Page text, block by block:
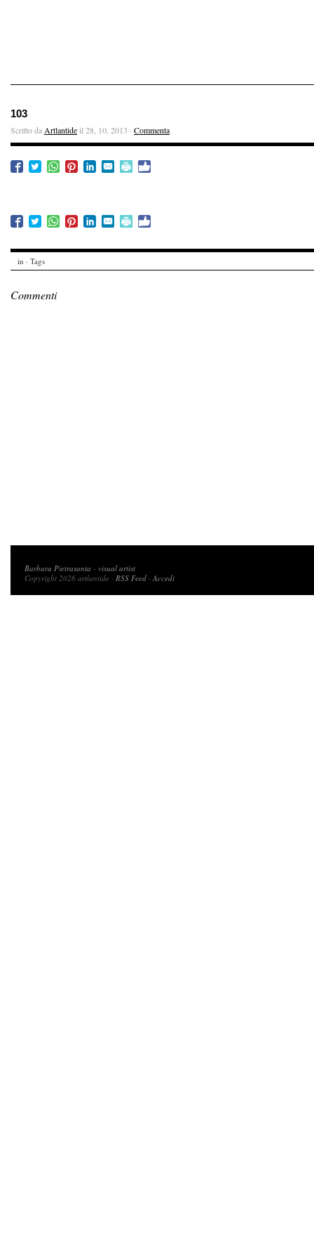
103
Scritto da Artlantideil 28, 10, 2013 · Commenta
in · Tags
Commenti
Barbara Pietrasanta - visual artist
Copyright 2026 artlantide · RSS Feed ·Accedi